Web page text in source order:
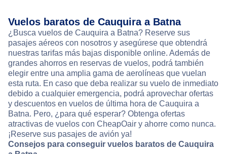
Vuelos baratos de Cauquira a Batna
¿Busca vuelos de Cauquira a Batna? Reserve sus
pasajes aéreos con nosotros y asegúrese que obtendrá
nuestras tarifas más bajas disponible online. Además de
grandes ahorros en reservas de vuelos, podrá también
elegir entre una amplia gama de aerolíneas que vuelan
esta ruta. En caso que deba realizar su vuelo de inmediato
debido a cualquier emergencia, podrá aprovechar ofertas
y descuentos en vuelos de última hora de Cauquira a
Batna. Pero, ¿para qué esperar? Obtenga ofertas
atractivas de vuelos con CheapOair y ahorre como nunca.
¡Reserve sus pasajes de avión ya!
Consejos para conseguir vuelos baratos de Cauquira